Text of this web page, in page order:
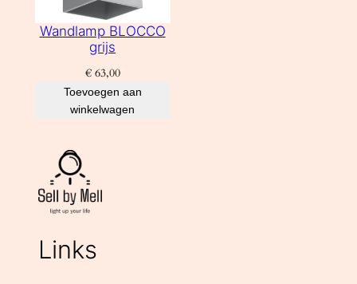
Wandlamp BLOCCO
grijs
€63,00
Toevoegen aan
winkelwagen
Links